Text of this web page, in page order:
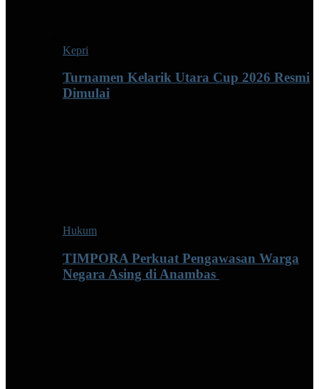
Kepri
Turnamen Kelarik Utara Cup 2026 Resmi
Dimulai
Hukum
TIMPORA Perkuat Pengawasan Warga
Negara Asing di Anambas ‎